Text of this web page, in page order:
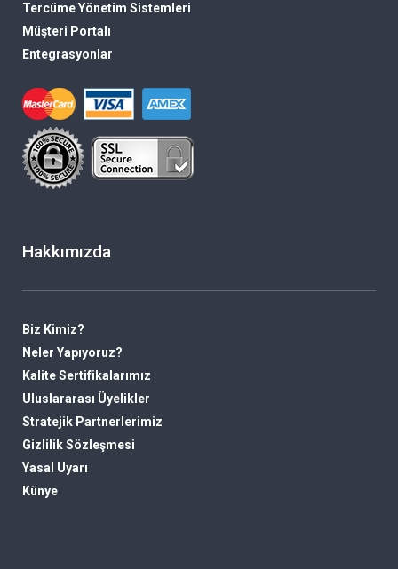
Tercüme Yönetim Sistemleri
Müşteri Portalı
Entegrasyonlar
Hakkımızda
Biz Kimiz?
Neler Yapıyoruz?
Kalite Sertifikalarımız
Uluslararası Üyelikler
Stratejik Partnerlerimiz
Gizlilik Sözleşmesi
Yasal Uyarı
Künye